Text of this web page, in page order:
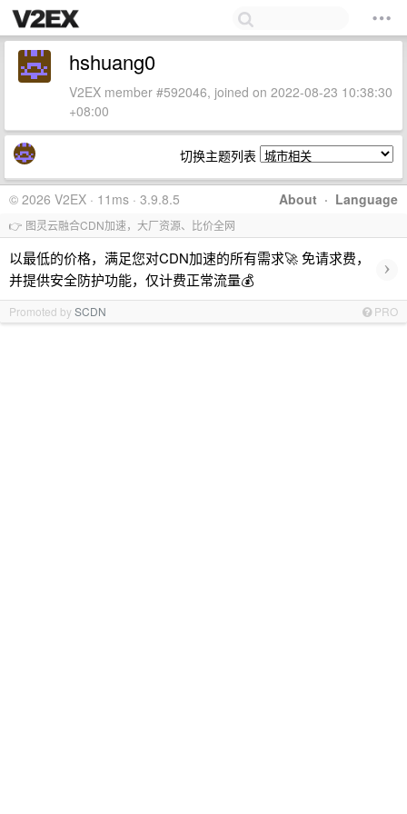
hshuang0
V2EX member #592046, joined on 2022-08-23 10:38:30
+08:00
切换主题列表
About · Language
© 2026 V2EX · 11ms · 3.9.8.5
👉 图灵云融合CDN加速，大厂资源、比价全网
以最低的价格，满足您对CDN加速的所有需求🚀 免请求费，
并提供安全防护功能，仅计费正常流量💰
›
Promoted bySCDN PRO